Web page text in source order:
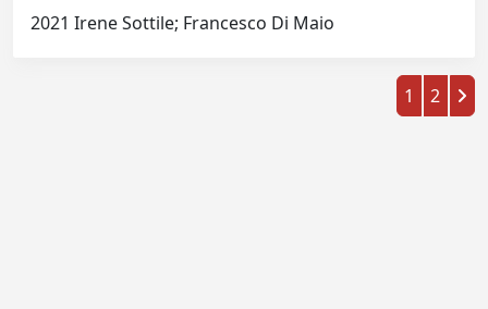
2021 Irene Sottile; Francesco Di Maio
1 2